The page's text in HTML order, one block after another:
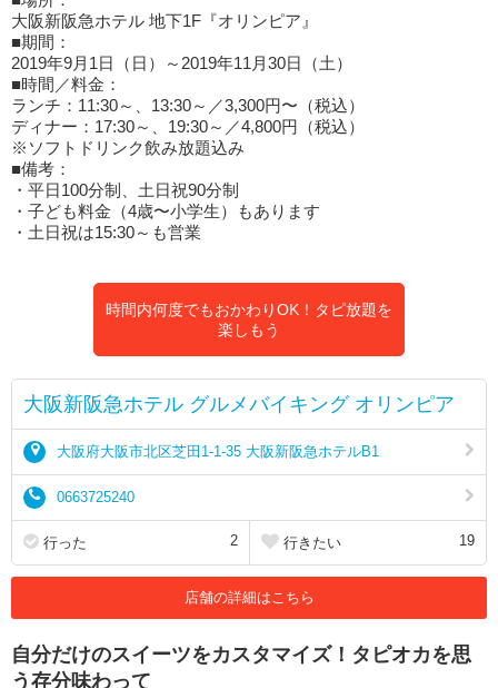
大阪新阪急ホテル 地下1F『オリンピア』
■期間：
2019年9月1日（日）～2019年11月30日（土）
■時間／料金：
ランチ：11:30～、13:30～／3,300円〜（税込）
ディナー：17:30～、19:30～／4,800円（税込）
※ソフトドリンク飲み放題込み
■備考：
・平日100分制、土日祝90分制
・子ども料金（4歳〜小学生）もあります
・土日祝は15:30～も営業
時間内何度でもおかわりOK！タピ放題を
楽しもう
大阪新阪急ホテル グルメバイキング オリンピア
大阪府大阪市北区芝田1-1-35 大阪新阪急ホテルB1
0663725240
行った 2 行きたい 19
店舗の詳細はこちら
自分だけのスイーツをカスタマイズ！タピオカを思
う存分味わって